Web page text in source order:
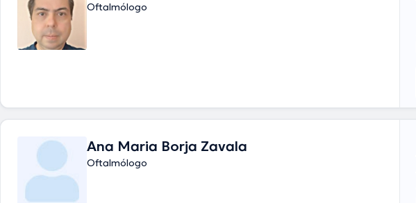
Oftalmólogo
Ana Maria Borja Zavala
Oftalmólogo